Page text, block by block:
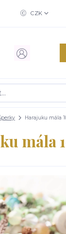
CZK
Harajuku mála
mála